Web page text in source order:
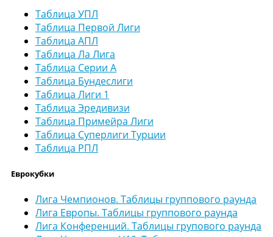
Таблица УПЛ
Таблица Первой Лиги
Таблица АПЛ
Таблица Ла Лига
Таблица Серии А
Таблица Бундеслиги
Таблица Лиги 1
Таблица Эредивизи
Таблица Примейра Лиги
Таблица Суперлиги Турции
Таблица РПЛ
Еврокубки
Лига Чемпионов. Таблицы группового раунда
Лига Европы. Таблицы группового раунда
Лига Конференций. Таблицы групового раунда